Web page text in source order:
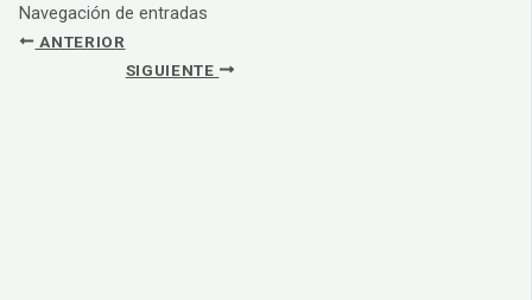
Navegación de entradas
ANTERIOR
SIGUIENTE